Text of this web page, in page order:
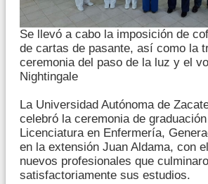
Se llevó a cabo la imposición de
de cartas de pasante, así como la
ceremonia del paso de la luz y el
Nightingale
La Universidad Autónoma de
celebró la ceremonia de
Licenciatura en Enfermería,
en la extensión Juan Aldama, con
nuevos profesionales que
satisfactoriamente sus estudios.